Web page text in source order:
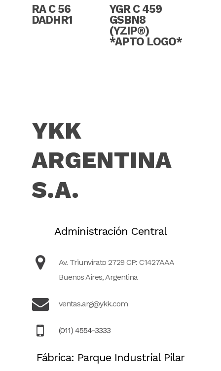
RA C 56
DADHR1
YGR C 459
GSBN8
(YZIP®)
*APTO LOGO*
YKK
ARGENTINA
S.A.
Administración Central
Av. Triunvirato 2729 CP: C1427AAA
Buenos Aires, Argentina
ventas.arg@ykk.com
(011) 4554-3333
Fábrica: Parque Industrial Pilar